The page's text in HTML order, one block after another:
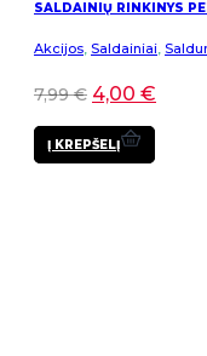
SALDAINIŲ RINKINYS
Akcijos, Saldainiai,
7,99€ 4,00 €
Į KREPŠELĮ